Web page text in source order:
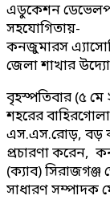
এডুকেশন
সহযোগিতায়-
কনজুমারস
জেলা শাখার
বৃহস্পতিবার (৫ মে
শহরের
এস.এস.রোড়, বড়
প্রচারণা করেন,
(ক্যাব)
সাধারণ